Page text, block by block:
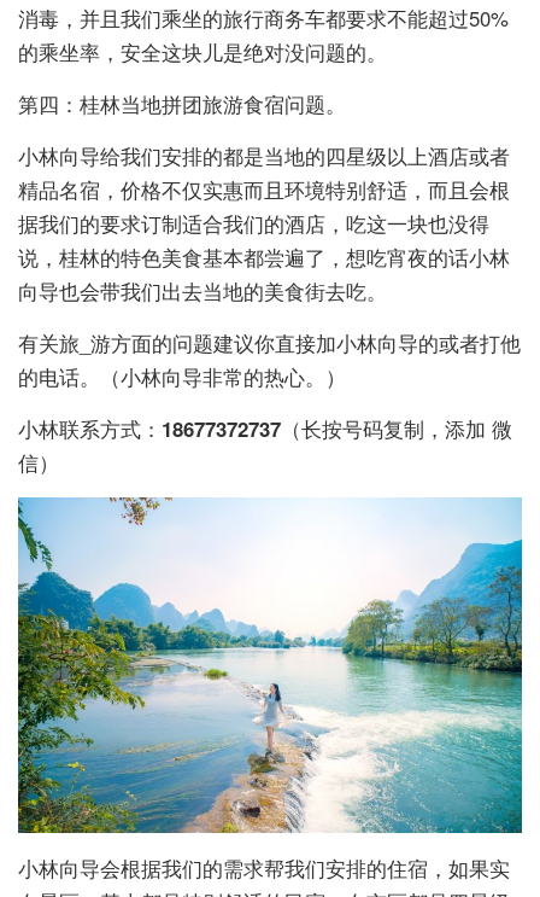
消毒，并且我们乘坐的旅行商务车都要求不能超过50%
的乘坐率，安全这块儿是绝对没问题的。
第四：桂林当地拼团旅游食宿问题。
小林向导给我们安排的都是当地的四星级以上酒店或者
精品名宿，价格不仅实惠而且环境特别舒适，而且会根
据我们的要求订制适合我们的酒店，吃这一块也没得
说，桂林的特色美食基本都尝遍了，想吃宵夜的话小林
向导也会带我们出去当地的美食街去吃。
有关旅_游方面的问题建议你直接加小林向导的或者打他
的电话。（小林向导非常的热心。）
小林联系方式： 18677372737 （长按号码复制，添加 微
信）
小林向导会根据我们的需求帮我们安排的住宿，如果实